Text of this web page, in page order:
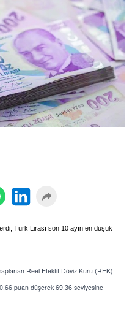
Türk Lirası son 10 ayın en düşük
Reel Efektif Döviz Kuru (REK)
puan düşerek 69,36 seviyesine